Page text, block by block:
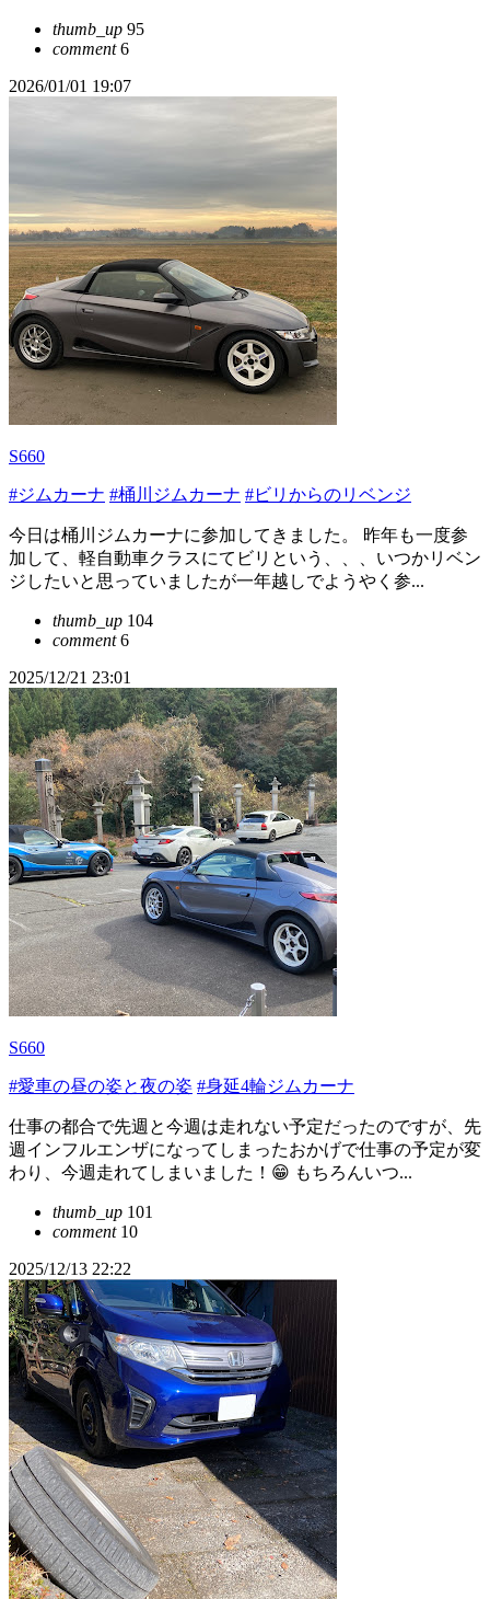
thumb_up 95
comment6
2026/01/01 19:07
S660
#ジムカーナ #桶川ジムカーナ #ビリからのリベンジ
今日は桶川ジムカーナに参加してきました。 昨年も一度参
加して、軽自動車クラスにてビリという、、、いつかリベン
ジしたいと思っていましたが一年越しでようやく参...
thumb_up 104
comment6
2025/12/21 23:01
S660
#愛車の昼の姿と夜の姿 #身延4輪ジムカーナ
仕事の都合で先週と今週は走れない予定だったのですが、先
週インフルエンザになってしまったおかげで仕事の予定が変
わり、今週走れてしまいました！😁 もちろんいつ...
thumb_up 101
comment10
2025/12/13 22:22